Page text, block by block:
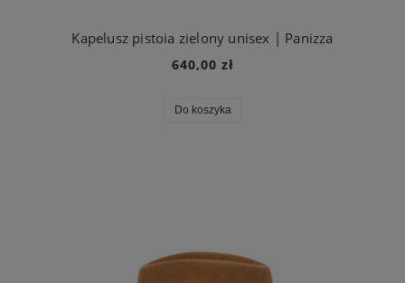
Kapelusz pistoia zielony unisex | Panizza
640,00 zł
Do koszyka